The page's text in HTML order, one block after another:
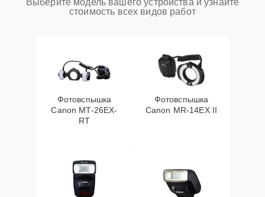
Выберите модель вашего устройства и узнайте
стоимость всех видов работ
Фотовспышка
Canon MT-26EX-
RT
Фотовспышка
Canon MR-14EX II